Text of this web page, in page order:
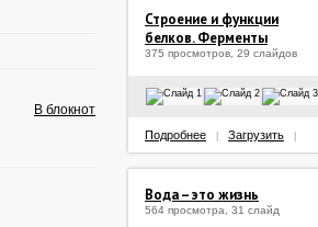
В блокнот
Строение и функции
белков. Ферменты
375 просмотров, 29 слайдов
Подробнее Загрузить
Вода – это жизнь
564 просмотра, 31 слайд